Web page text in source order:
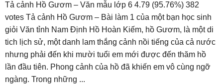
Tả cảnh Hồ Gươm – Văn mẫu lớp 6 4.79 (95.76%) 382
votes Tả cảnh Hồ Gươm – Bài làm 1 của một bạn học sinh
giỏi Văn tỉnh Nam Định Hồ Hoàn Kiếm, hồ Gươm, là một di
tich lịch sử, một danh lam thắng cảnh nồi tiếng của cả nước
nhưng phải đến khi mười tuổi em mới được đến thăm hồ
lần đầu tiên. Phong cảnh của hồ đã khiến em vô cùng ngỡ
ngàng. Trong những ...